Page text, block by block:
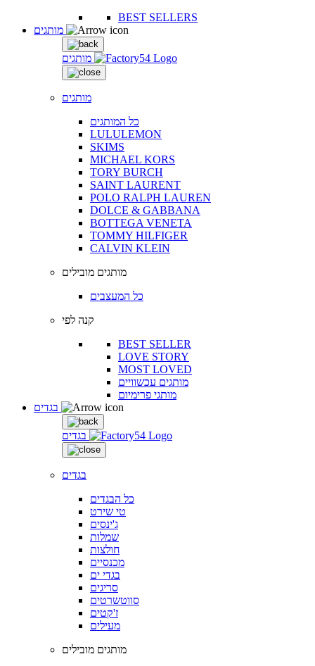
BEST SELLERS
מותגים
מותגים
כל המותגים
LULULEMON
SKIMS
MICHAEL KORS
TORY BURCH
SAINT LAURENT
POLO RALPH LAUREN
DOLCE & GABBANA
BOTTEGA VENETA
TOMMY HILFIGER
CALVIN KLEIN
מותגים מובילים
כל המעצבים
קנה לפי
BEST SELLER
LOVE STORY
MOST LOVED
מותגים עכשוויים
מותגי פרימיום
בגדים
בגדים
כל הבגדים
טי שירט
ג'ינסים
שמלות
חולצות
מכנסיים
בגדי ים
סריגים
סווטשרטים
ז'קטים
מעילים
מותגים מובילים